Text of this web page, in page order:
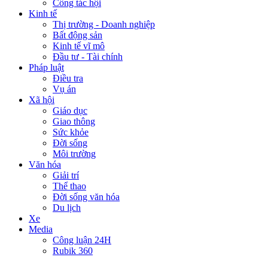
Công tác hội
Kinh tế
Thị trường - Doanh nghiệp
Bất động sản
Kinh tế vĩ mô
Đầu tư - Tài chính
Pháp luật
Điều tra
Vụ án
Xã hội
Giáo dục
Giao thông
Sức khỏe
Đời sống
Môi trường
Văn hóa
Giải trí
Thể thao
Đời sống văn hóa
Du lịch
Xe
Media
Công luận 24H
Rubik 360